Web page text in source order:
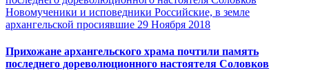
Новомученики и исповедники Российские, в земле
архангельской просиявшие 29 Ноября 2018
Прихожане архангельского храма почтили память
последнего дореволюционного настоятеля Соловков